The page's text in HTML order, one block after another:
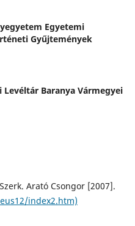
Egyetemi
Gyűjtemények
Levéltár Baranya Vármegyei
Arató Csongor [2007].
index2.htm)